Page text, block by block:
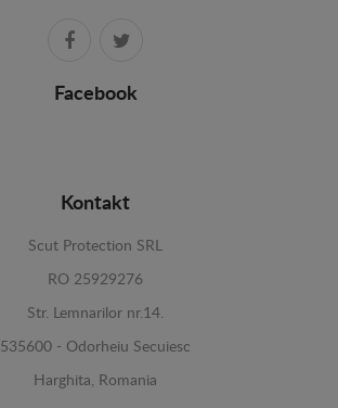
Facebook
Kontakt
Scut Protection SRL
RO 25929276
Str. Lemnarilor nr.14.
535600 - Odorheiu Secuiesc
Harghita, Romania